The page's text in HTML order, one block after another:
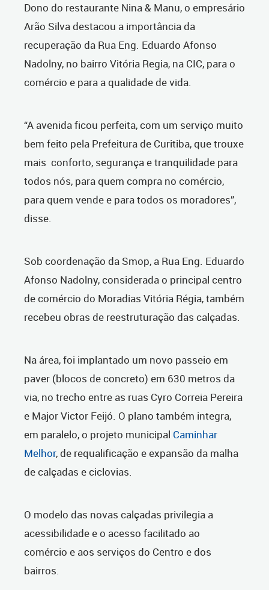
Dono do restaurante Nina & Manu, o empresário
Arão Silva destacou a importância da
recuperação da Rua Eng. Eduardo Afonso
Nadolny, no bairro Vitória Regia, na CIC, para o
comércio e para a qualidade de vida.
“A avenida ficou perfeita, com um serviço muito
bem feito pela Prefeitura de Curitiba, que trouxe
mais conforto, segurança e tranquilidade para
todos nós, para quem compra no comércio,
para quem vende e para todos os moradores”,
disse.
Sob coordenação da Smop, a Rua Eng. Eduardo
Afonso Nadolny, considerada o principal centro
de comércio do Moradias Vitória Régia, também
recebeu obras de reestruturação das calçadas.
Na área, foi implantado um novo passeio em
paver (blocos de concreto) em 630 metros da
via, no trecho entre as ruas Cyro Correia Pereira
e Major Victor Feijó. O plano também integra,
em paralelo, o projeto municipal Caminhar
Melhor, de requalificação e expansão da malha
de calçadas e ciclovias.
O modelo das novas calçadas privilegia a
acessibilidade e o acesso facilitado ao
comércio e aos serviços do Centro e dos
bairros.